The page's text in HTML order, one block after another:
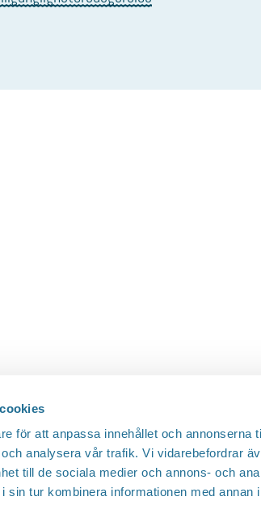
för att anpassa innehållet och annonserna
analysera vår trafik. Vi vidarebefordrar
till de sociala medier och annons- och
sin tur kombinera informationen med annan